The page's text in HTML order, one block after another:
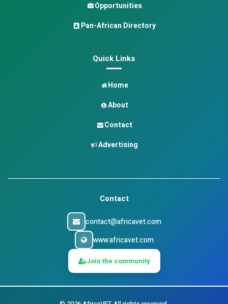
Opportunities
Pan-African Directory
Quick Links
Home
About
Contact
Advertising
Contact
contact@africavet.com
www.africavet.com
Join the community